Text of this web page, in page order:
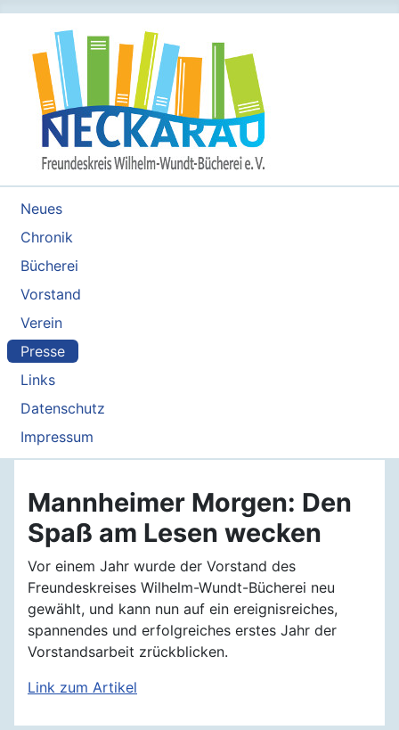
Neues
Chronik
Bücherei
Vorstand
Verein
Presse
Links
Datenschutz
Impressum
Mannheimer Morgen: Den
Spaß am Lesen wecken
Vor einem Jahr wurde der Vorstand des
Freundeskreises Wilhelm-Wundt-Bücherei neu
gewählt, und kann nun auf ein ereignisreiches,
spannendes und erfolgreiches erstes Jahr der
Vorstandsarbeit zrückblicken.
Link zum Artikel